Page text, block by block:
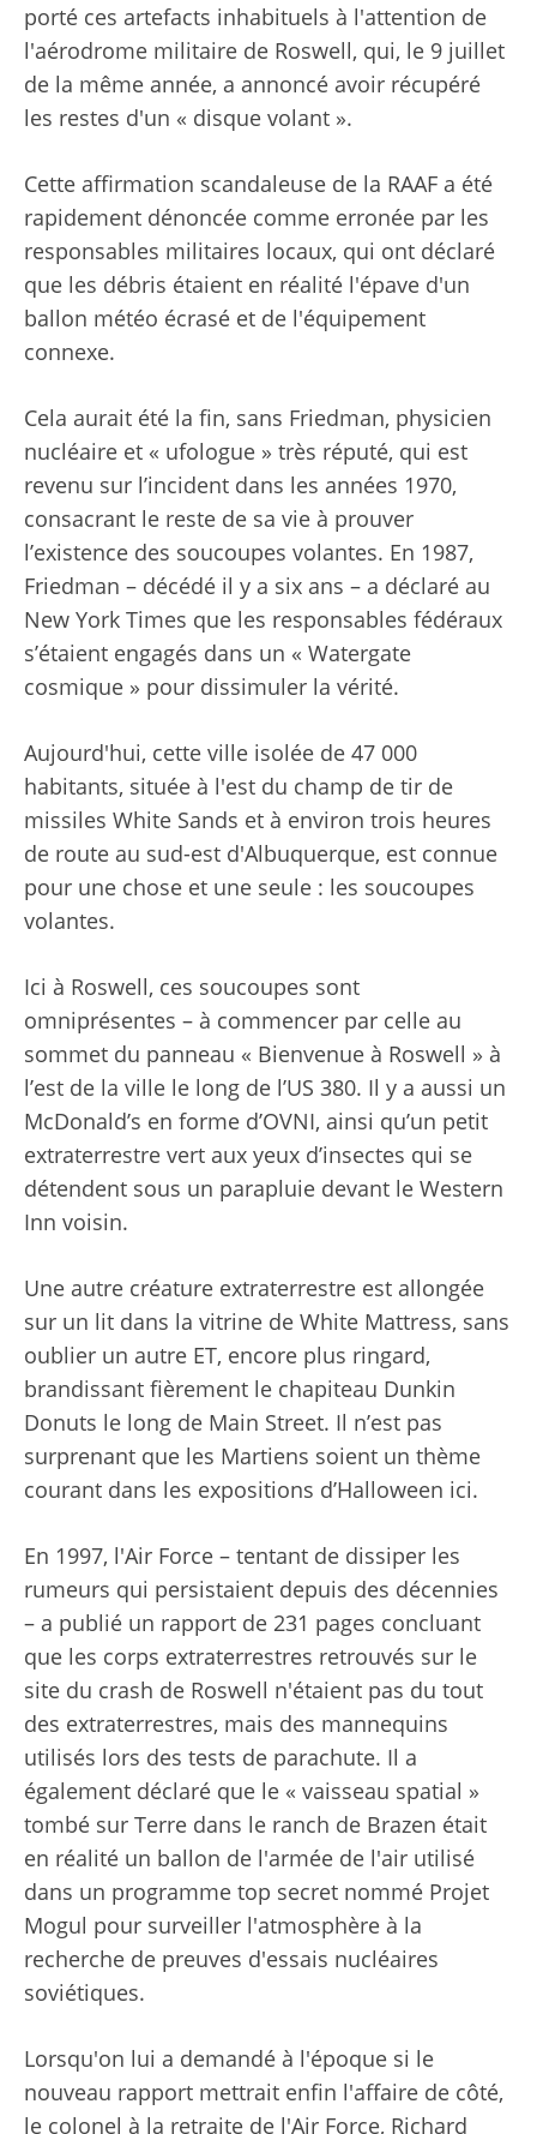
porté ces artefacts inhabituels à l'attention de
l'aérodrome militaire de Roswell, qui, le 9 juillet
de la même année, a annoncé avoir récupéré
les restes d'un « disque volant ».
Cette affirmation scandaleuse de la RAAF a été
rapidement dénoncée comme erronée par les
responsables militaires locaux, qui ont déclaré
que les débris étaient en réalité l'épave d'un
ballon météo écrasé et de l'équipement
connexe.
Cela aurait été la fin, sans Friedman, physicien
nucléaire et « ufologue » très réputé, qui est
revenu sur l’incident dans les années 1970,
consacrant le reste de sa vie à prouver
l’existence des soucoupes volantes. En 1987,
Friedman – décédé il y a six ans – a déclaré au
New York Times que les responsables fédéraux
s’étaient engagés dans un « Watergate
cosmique » pour dissimuler la vérité.
Aujourd'hui, cette ville isolée de 47 000
habitants, située à l'est du champ de tir de
missiles White Sands et à environ trois heures
de route au sud-est d'Albuquerque, est connue
pour une chose et une seule : les soucoupes
volantes.
Ici à Roswell, ces soucoupes sont
omniprésentes – à commencer par celle au
sommet du panneau « Bienvenue à Roswell » à
l’est de la ville le long de l’US 380. Il y a aussi un
McDonald’s en forme d’OVNI, ainsi qu’un petit
extraterrestre vert aux yeux d’insectes qui se
détendent sous un parapluie devant le Western
Inn voisin.
Une autre créature extraterrestre est allongée
sur un lit dans la vitrine de White Mattress, sans
oublier un autre ET, encore plus ringard,
brandissant fièrement le chapiteau Dunkin
Donuts le long de Main Street. Il n’est pas
surprenant que les Martiens soient un thème
courant dans les expositions d’Halloween ici.
En 1997, l'Air Force – tentant de dissiper les
rumeurs qui persistaient depuis des décennies
– a publié un rapport de 231 pages concluant
que les corps extraterrestres retrouvés sur le
site du crash de Roswell n'étaient pas du tout
des extraterrestres, mais des mannequins
utilisés lors des tests de parachute. Il a
également déclaré que le « vaisseau spatial »
tombé sur Terre dans le ranch de Brazen était
en réalité un ballon de l'armée de l'air utilisé
dans un programme top secret nommé Projet
Mogul pour surveiller l'atmosphère à la
recherche de preuves d'essais nucléaires
soviétiques.
Lorsqu'on lui a demandé à l'époque si le
nouveau rapport mettrait enfin l'affaire de côté,
le colonel à la retraite de l'Air Force, Richard